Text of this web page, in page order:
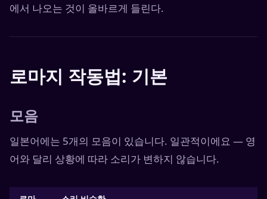
에서 나오는 것이 올바르게 들린다.
로마지 작동법: 기본
모음
일본어에는 5개의 모음이 있습니다. 일관적이에요 — 영
어와 달리 상황에 따라 소리가 변하지 않습니다.